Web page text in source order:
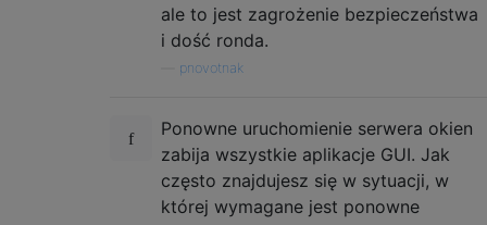
ale to jest zagrożenie bezpieczeństwa
i dość ronda.
pnovotnak
Ponowne uruchomienie serwera okien
zabija wszystkie aplikacje GUI. Jak
często znajdujesz się w sytuacji, w
której wymagane jest ponowne